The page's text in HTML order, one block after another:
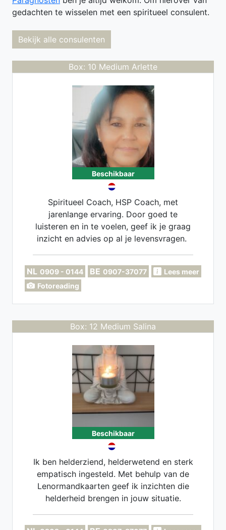
gedachten te wisselen met een spiritueel consulent.
Bekijk alle consulenten
Box: 10 Medium Arlette
Beschikbaar
Spiritueel Coach, HSP Coach, met
jarenlange ervaring. Door goed te
luisteren en in te voelen, geef ik je graag
inzicht en advies op al je levensvragen.
NL 0909 - 0144 BE 0907-37077
Lees meer
Fotoreading
Box: 12 Medium Salina
Beschikbaar
Ik ben helderziend, helderwetend en sterk
empatisch ingesteld. Met behulp van de
Lenormandkaarten geef ik inzichten die
helderheid brengen in jouw situatie.
ik mee naar wat jou bezighoudt. Mijn